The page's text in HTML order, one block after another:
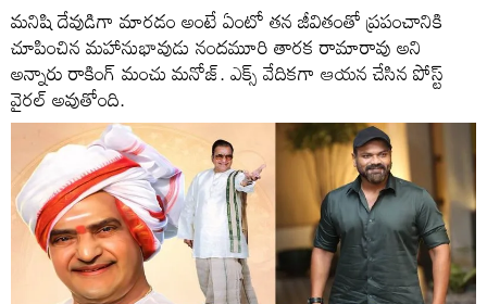
మనిషి దేవుడిగా మారడం అంటే ఏంటో తన జీవితంతో ప్రపంచానికి
చూపించిన మహానుభావుడు నందమూరి తారక రామారావు అని
అన్నారు రాకింగ్ మంచు మనోజ్. ఎక్స్ వేదికగా ఆయన చేసిన పోస్ట్
వైరల్ అవుతోంది.